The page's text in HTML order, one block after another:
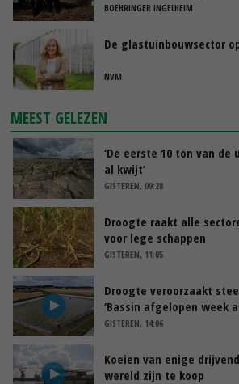
BOEHRINGER INGELHEIM
De glastuinbouwsector
NVM
MEEST GELEZEN
‘De eerste 10 ton van
al kwijt’
GISTEREN, 09:28
Droogte raakt alle
voor lege schappen
GISTEREN, 11:05
Droogte veroorzaakt
‘Bassin afgelopen week
GISTEREN, 14:06
Koeien van enige
wereld zijn te koop